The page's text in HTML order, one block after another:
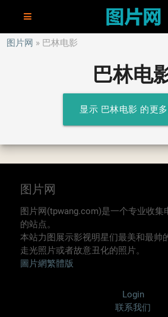
图片网 巴林电影
巴林电
显示 巴林电影 的更
图片网
图片网(tpwang.com)是一个专业收集
的站点。
本站力图展示影视明星们最美和最帅
走光照片或者故意丑化的照片。
圖片網繁體版
Login
联系我们